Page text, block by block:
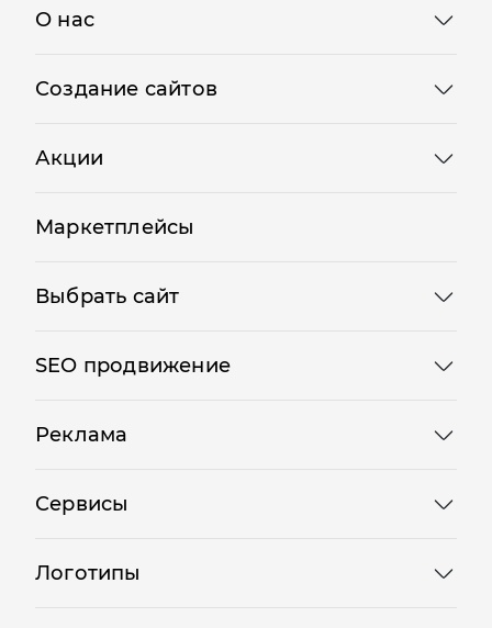
О нас
Создание сайтов
Акции
Маркетплейсы
Выбрать сайт
SEO продвижение
Реклама
Сервисы
Логотипы